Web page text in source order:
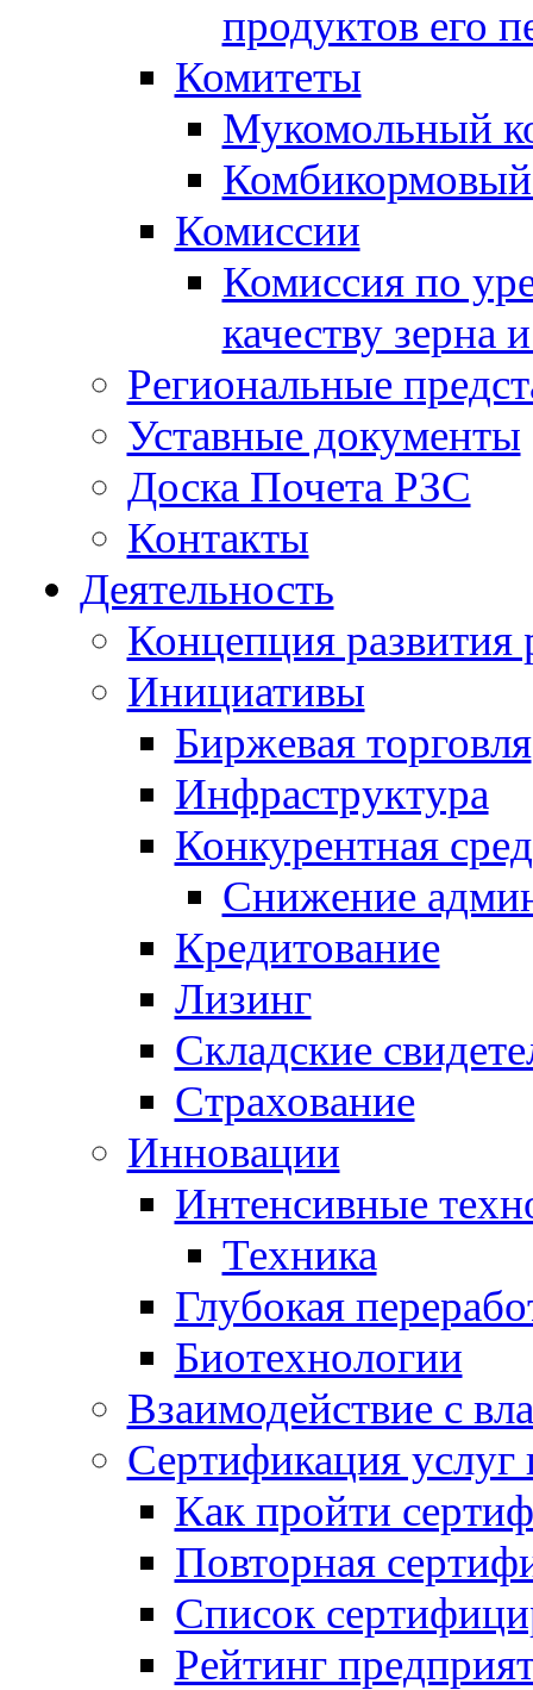
продуктов его
Комитеты
Мукомольный
Комбикормовый
Комиссии
Комиссия по
качеству зерна
Региональные
Уставные документы
Доска Почета РЗС
Контакты
Деятельность
Концепция развития
Инициативы
Биржевая торговля
Инфраструктура
Конкурентная
Снижение
Кредитование
Лизинг
Складские
Страхование
Инновации
Интенсивные
Техника
Глубокая
Биотехнологии
Взаимодействие с
Сертификация услуг
Как пройти
Повторная
Список
Рейтинг